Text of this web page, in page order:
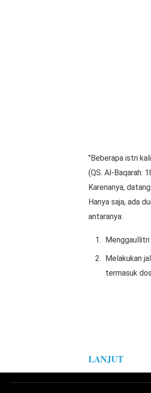
"Beberapa istri
(QS. Al-Baqarah:
Karenanya,
Hanya saja, ada
antaranya:
Melakukan
termasuk
LANJUT